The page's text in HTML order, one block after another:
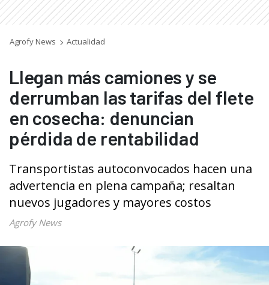
Agrofy News Actualidad
Llegan más camiones y se
derrumban las tarifas del flete
en cosecha: denuncian
pérdida de rentabilidad
Transportistas autoconvocados hacen una
advertencia en plena campaña; resaltan
nuevos jugadores y mayores costos
Agrofy News